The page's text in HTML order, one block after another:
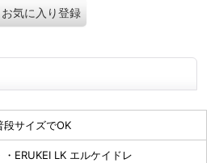
お気に入り登録
段サイズでOK
・ERUKEI LK エルケイドレ